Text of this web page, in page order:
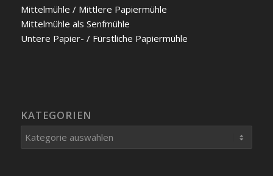
Mit­tel­müh­le / Mitt­le­re Papier­müh­le
Mit­tel­müh­le als Senf­mühle
Unte­re Papier- / Fürst­li­che Papier­müh­le
KATEGORIEN
Kategorien